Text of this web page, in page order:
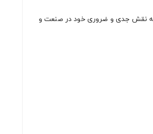
نقش جدی و ضروری خود در صنعت و